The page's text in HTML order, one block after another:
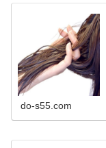
do-s55.com